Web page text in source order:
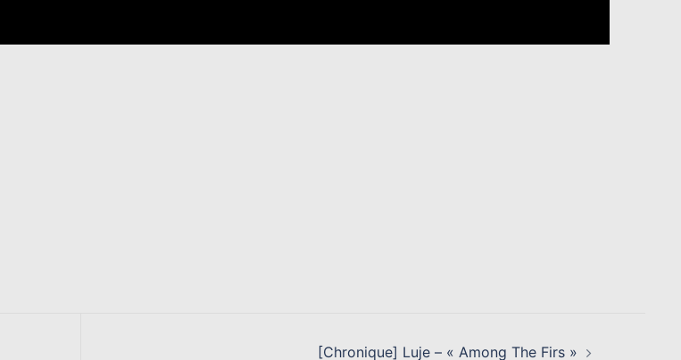
[Chronique] Luje – « Among The Firs »